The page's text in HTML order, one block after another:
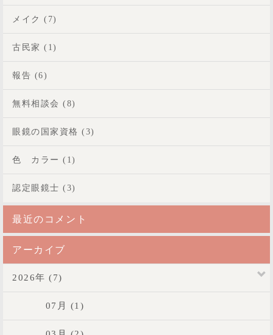
メイク (7)
古民家 (1)
報告 (6)
無料相談会 (8)
眼鏡の国家資格 (3)
色 カラー (1)
認定眼鏡士 (3)
最近のコメント
アーカイブ
2026年 (7)
07月 (1)